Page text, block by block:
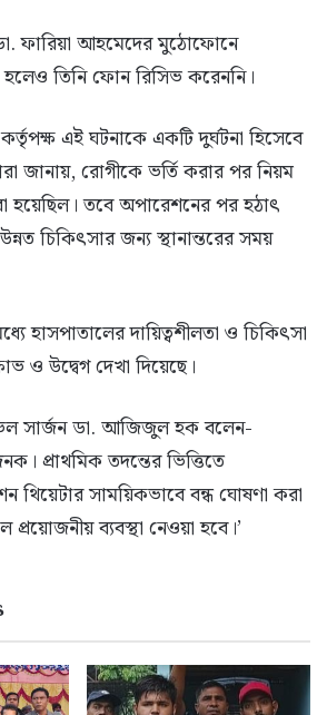
ফারিয়া আহমেদের মুঠোফোনে
তিনি ফোন রিসিভ করেননি।
এই ঘটনাকে একটি দুর্ঘটনা হিসেবে
জানায়, রোগীকে ভর্তি করার পর নিয়ম
হয়েছিল। তবে অপারেশনের পর হঠাৎ
চিকিৎসার জন্য স্থানান্তরের সময়
হাসপাতালের দায়িত্বশীলতা ও চিকিৎসা
ও উদ্বেগ দেখা দিয়েছে।
সার্জন ডা. আজিজুল হক বলেন-
প্রাথমিক তদন্তের ভিত্তিতে
থিয়েটার সাময়িকভাবে বন্ধ ঘোষণা করা
ব্যবস্থা নেওয়া হবে।’